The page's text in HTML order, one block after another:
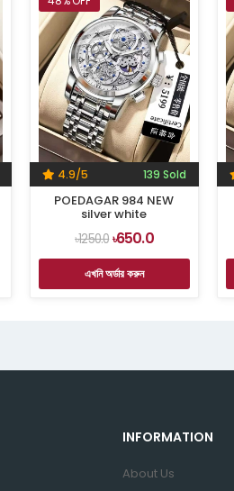
4.9/5 139 Sold
POEDAGAR 984 NEW
silver white
৳1250.0৳650.0
এখনি অর্ডার করুন
INFORMATION
About Us